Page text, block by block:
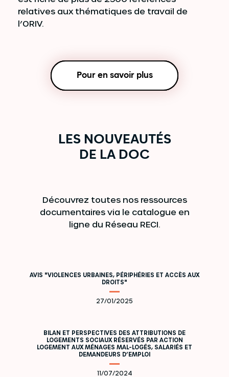
relatives aux thématiques de travail de
l’ORIV.
Pour en savoir plus
LES NOUVEAUTÉS
DE LA DOC
Découvrez toutes nos ressources
documentaires via le catalogue en
ligne du Réseau RECI.
AVIS "VIOLENCES URBAINES, PÉRIPHÉRIES ET ACCÈS AUX
DROITS"
27/01/2025
BILAN ET PERSPECTIVES DES ATTRIBUTIONS DE
LOGEMENTS SOCIAUX RÉSERVÉS PAR ACTION
LOGEMENT AUX MÉNAGES MAL-LOGÉS, SALARIÉS ET
DEMANDEURS D’EMPLOI
11/07/2024